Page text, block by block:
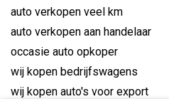
auto verkopen veel km
auto verkopen aan handelaar
occasie auto opkoper
wij kopen bedrijfswagens
wij kopen auto's voor export